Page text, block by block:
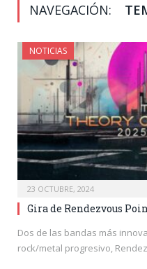
NAVEGACIÓN:
NOTICIAS
23 OCTUBRE, 2024
Gira de Rendezvous
Dos de las bandas más
rock/metal progresivo,